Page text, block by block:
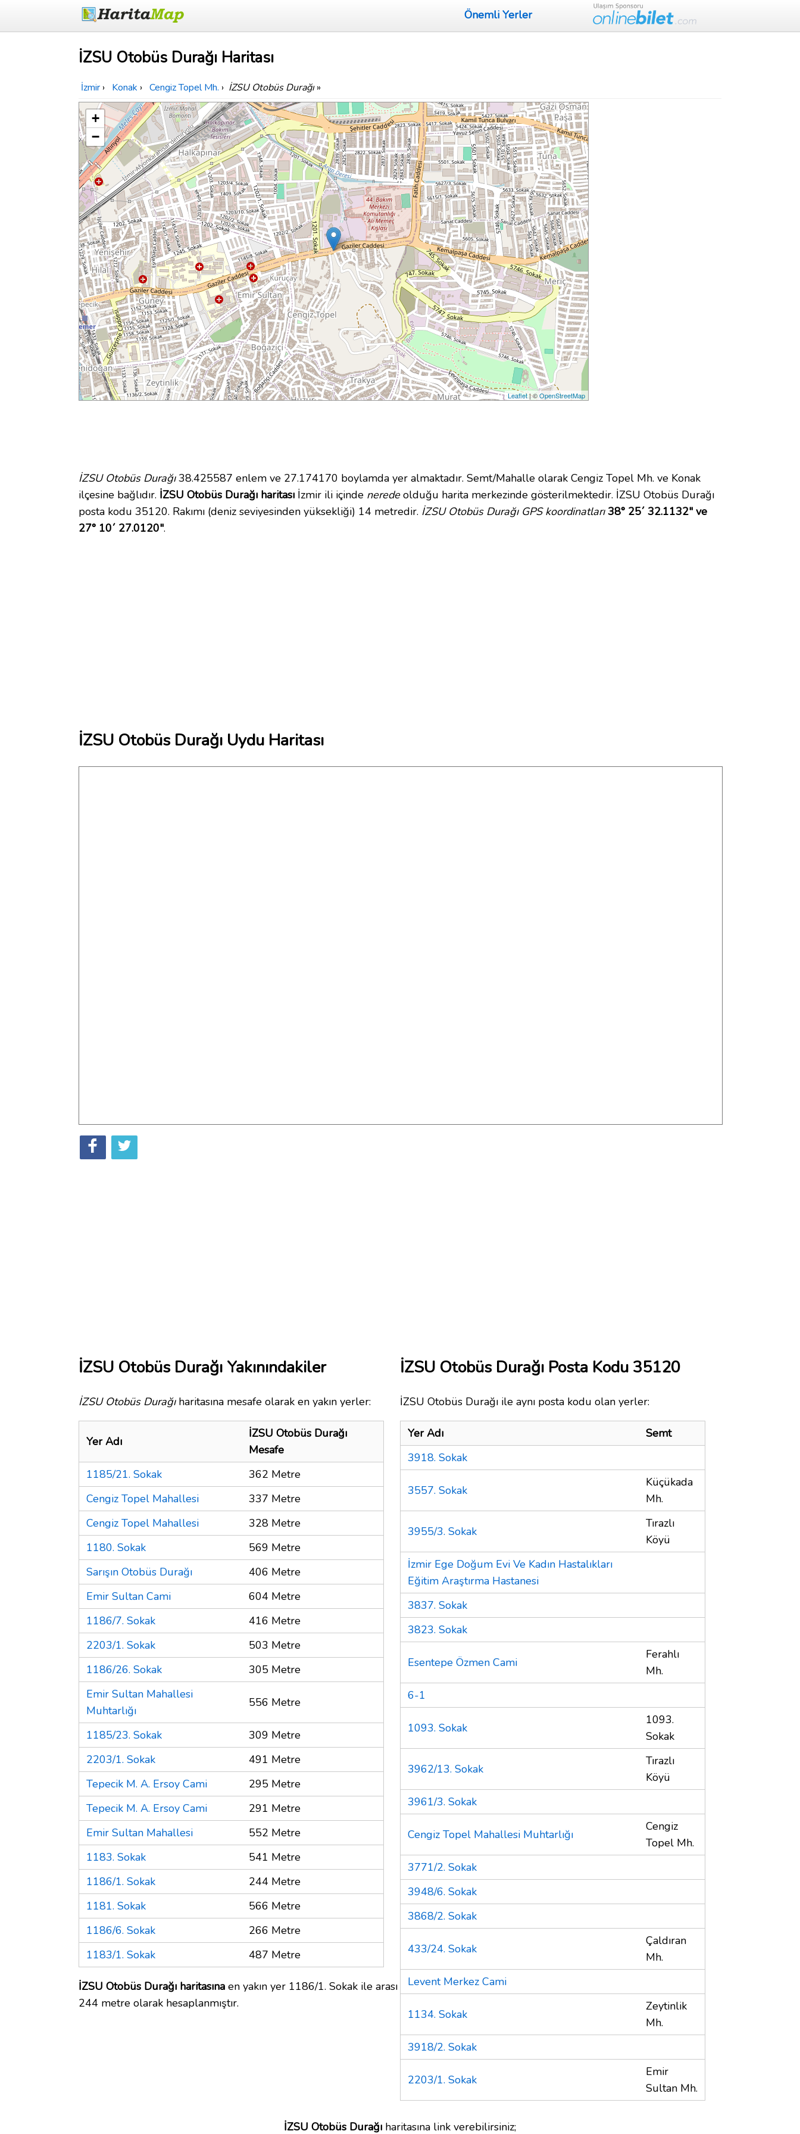
Önemli Yerler
İZSU Otobüs Durağı Haritası
İzmir › Konak › Cengiz Topel Mh. › İZSU Otobüs Durağı»
+
−
Leaflet| ©OpenStreetMap
İZSU Otobüs Durağı38.425587 enlem ve 27.174170 boylamda yer almaktadır. Semt/Mahalle olarak Cengiz Topel Mh. ve Konak
ilçesine bağlıdır. İZSU Otobüs Durağı haritası İzmir ili içinde neredeolduğu harita merkezinde gösterilmektedir. İZSU Otobüs Durağı
posta kodu 35120. Rakımı (deniz seviyesinden yüksekliği) 14 metredir. İZSU Otobüs Durağı GPS koordinatları 38° 25´ 32.1132" ve
27° 10´ 27.0120".
İZSU Otobüs Durağı Uydu Haritası
İZSU Otobüs Durağı Yakınındakiler
İZSU Otobüs Durağıharitasına mesafe olarak en yakın yerler:
Yer Adı
İZSU Otobüs Durağı
Mesafe
1185/21. Sokak
362 Metre
Cengiz Topel Mahallesi
337 Metre
Cengiz Topel Mahallesi
328 Metre
1180. Sokak
569 Metre
Sarışın Otobüs Durağı
406 Metre
Emir Sultan Cami
604 Metre
1186/7. Sokak
416 Metre
2203/1. Sokak
503 Metre
1186/26. Sokak
305 Metre
Emir Sultan Mahallesi
Muhtarlığı
556 Metre
1185/23. Sokak
309 Metre
2203/1. Sokak
491 Metre
Tepecik M. A. Ersoy Cami
295 Metre
Tepecik M. A. Ersoy Cami
291 Metre
Emir Sultan Mahallesi
552 Metre
1183. Sokak
541 Metre
1186/1. Sokak
244 Metre
1181. Sokak
566 Metre
1186/6. Sokak
266 Metre
1183/1. Sokak
487 Metre
İZSU Otobüs Durağı haritasına en yakın yer 1186/1. Sokak ile arası
244 metre olarak hesaplanmıştır.
İZSU Otobüs Durağı Posta Kodu 35120
İZSU Otobüs Durağı ile aynı posta kodu olan yerler:
Yer Adı
Semt
3918. Sokak
3557. Sokak
Küçükada
Mh.
3955/3. Sokak
Tırazlı
Köyü
İzmir Ege Doğum Evi Ve Kadın Hastalıkları
Eğitim Araştırma Hastanesi
3837. Sokak
3823. Sokak
Esentepe Özmen Cami
Ferahlı
Mh.
6-1
1093. Sokak
1093.
Sokak
3962/13. Sokak
Tırazlı
Köyü
3961/3. Sokak
Cengiz Topel Mahallesi Muhtarlığı
Cengiz
Topel Mh.
3771/2. Sokak
3948/6. Sokak
3868/2. Sokak
433/24. Sokak
Çaldıran
Mh.
Levent Merkez Cami
1134. Sokak
Zeytinlik
Mh.
3918/2. Sokak
2203/1. Sokak
Emir
Sultan Mh.
İZSU Otobüs Durağı haritasına link verebilirsiniz;